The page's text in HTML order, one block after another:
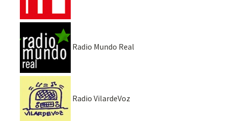
Radio Mundo Real
Radio VilardeVoz